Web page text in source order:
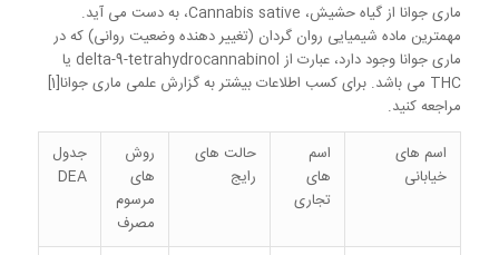
ماری جوانا از گیاه حشیش، Cannabis sative، به دست می آید.
مهمترین ماده شیمیایی روان گردان (تغییر دهنده وضعیت روانی) که در
ماری جوانا وجود دارد، عبارت از delta-9-tetrahydrocannabinol یا
THC می باشد. برای کسب اطلاعات بیشتر به گزارش علمی ماری جوانا[1]
مراجعه کنید.
اسم های
خیابانی
اسم
های
تجاری
حالت های
رایج
روش
های
مرسوم
مصرف
جدول
DEA